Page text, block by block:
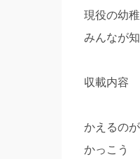
現役の幼
みんなが
収載内容
かえるの
かっこう